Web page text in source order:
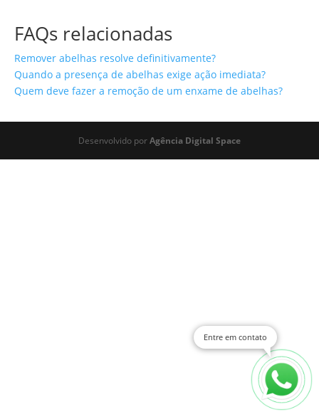
FAQs relacionadas
Remover abelhas resolve definitivamente?
Quando a presença de abelhas exige ação imediata?
Quem deve fazer a remoção de um enxame de abelhas?
Desenvolvido porAgência Digital Space
Entre em contato